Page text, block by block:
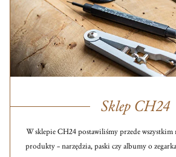
Sklep CH24
W sklepie CH24 postawiliśmy przede
produkty – narzędzia, paski czy albumy o